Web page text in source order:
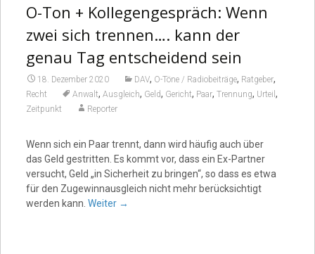
O-Ton + Kollegengespräch: Wenn
zwei sich trennen…. kann der
genau Tag entscheidend sein
18. Dezember 2020 DAV, O-Töne / Radiobeiträge, Ratgeber,
Recht Anwalt, Ausgleich, Geld, Gericht, Paar, Trennung, Urteil ,
Zeitpunkt Reporter
Wenn sich ein Paar trennt, dann wird häufig auch über
das Geld gestritten. Es kommt vor, dass ein Ex-Partner
versucht, Geld „in Sicherheit zu bringen“, so dass es etwa
für den Zugewinnausgleich nicht mehr berücksichtigt
werden kann. Weiter →